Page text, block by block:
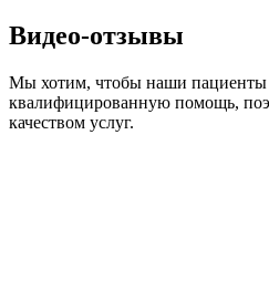
Видео-отзывы
Мы хотим, чтобы наши пациенты
квалифицированную помощь,
качеством услуг.